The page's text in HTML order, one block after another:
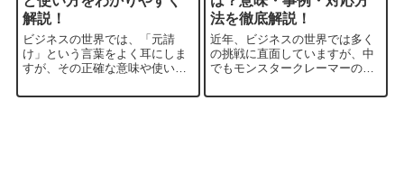
解説！
ビジネスの世界では、「元請
け」という言葉をよく耳にしま
すが、その正確な意味や使い方
ど多くないかもしれません。元
法を徹底解説！
近年、ビジネスの世界では多く
の挑戦に直面していますが、中
でもモンスタークレーマーの問
って特に厄介な存在です。一体